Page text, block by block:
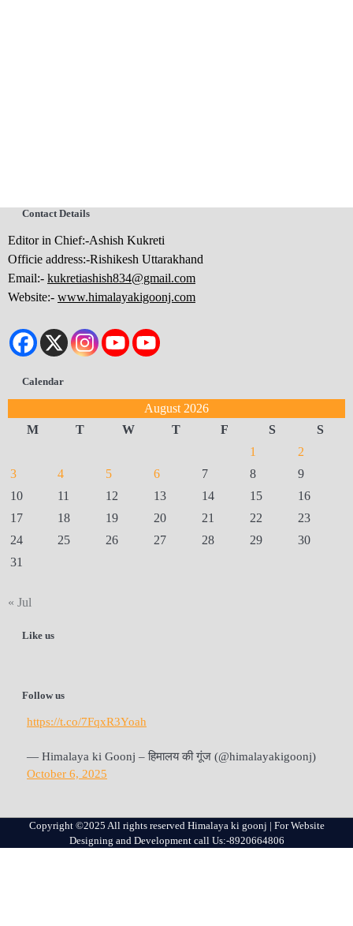
Contact Details
Editor in Chief:-Ashish Kukreti
Officie address:-Rishikesh Uttarakhand
Email:- kukretiashish834@gmail.com
Website:- www.himalayakigoonj.com
Calendar
August 2026
M
T W T F S
S
1
2
3
4 5 6 7 8
9
10
11 12 13 14 15
16
17
18 19 20 21 22
23
24
25 26 27 28 29
30
31
« Jul
Like us
Follow us
https://t.co/7FqxR3Yoah
— Himalaya ki Goonj – हिमालय की गूंज (@himalayakigoonj)
October 6, 2025
Copyright ©2025 All rights reserved Himalaya ki goonj | For Website
Designing and Development call Us:-8920664806